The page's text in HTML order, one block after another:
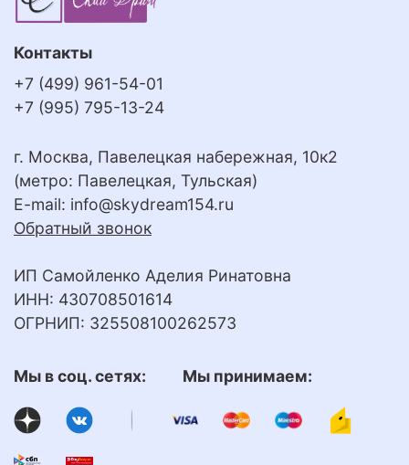
Контакты
+7 (499) 961-54-01
+7 (995) 795-13-24
г. Москва, Павелецкая набережная, 10к2
(метро: Павелецкая, Тульская)
E-mail: info@skydream154.ru
Обратный звонок
ИП Самойленко Аделия Ринатовна
ИНН: 430708501614
ОГРНИП: 325508100262573
Мы в соц. сетях: Мы принимаем: